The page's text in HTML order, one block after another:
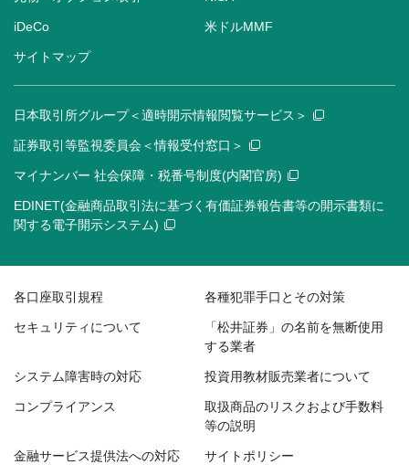
iDeCo 米ドルMMF
サイトマップ
日本取引所グループ＜適時開示情報閲覧サービス＞
証券取引等監視委員会＜情報受付窓口＞
マイナンバー 社会保障・税番号制度(内閣官房)
EDINET(金融商品取引法に基づく有価証券報告書等の開示書類に
関する電子開示システム)
各口座取引規程 各種犯罪手口とその対策
セキュリティについて
「松井証券」の名前を無断使用
する業者
システム障害時の対応 投資用教材販売業者について
コンプライアンス
取扱商品のリスクおよび手数料
等の説明
金融サービス提供法への対応 サイトポリシー